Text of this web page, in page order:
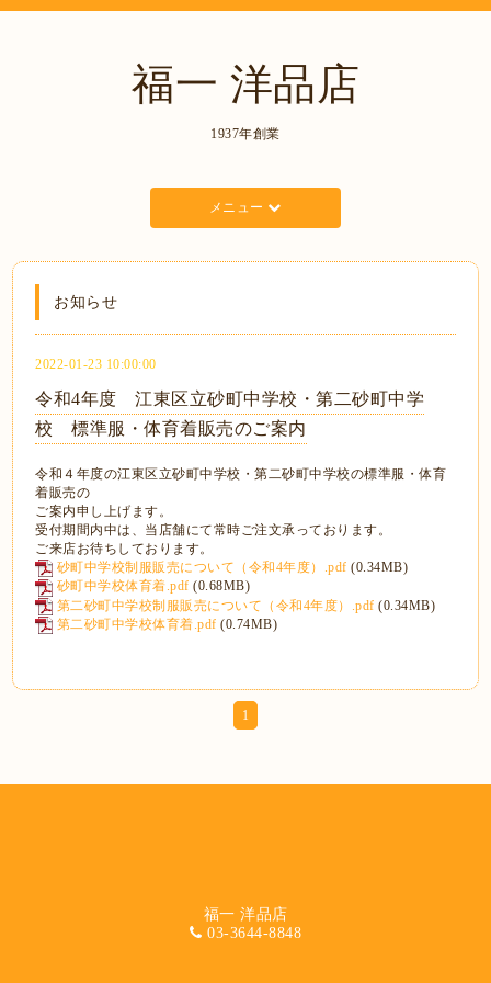
福一 洋品店
1937年創業
メニュー
お知らせ
2022-01-23 10:00:00
令和4年度 江東区立砂町中学校・第二砂町中学
校 標準服・体育着販売のご案内
令和４年度の江東区立砂町中学校・第二砂町中学校の標準服・体育
着販売の
ご案内申し上げます。
受付期間内中は、当店舗にて常時ご注文承っております。
ご来店お待ちしております。
砂町中学校制服販売について（令和4年度）.pdf (0.34MB)
砂町中学校体育着.pdf (0.68MB)
第二砂町中学校制服販売について（令和4年度）.pdf (0.34MB)
第二砂町中学校体育着.pdf (0.74MB)
1
福一 洋品店
03-3644-8848